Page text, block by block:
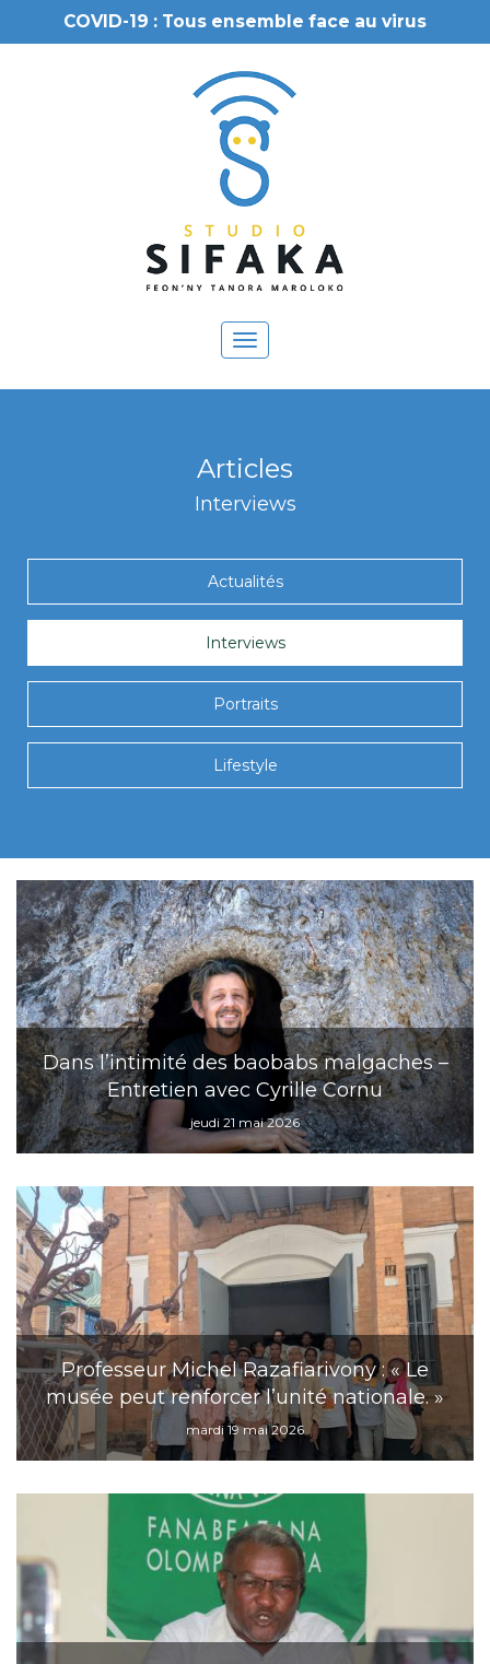
COVID-19 : Tous ensemble face au virus
Toggle
navigation
Articles
Interviews
Actualités
Interviews
Portraits
Lifestyle
Dans l’intimité des baobabs malgaches –
Entretien avec Cyrille Cornu
jeudi 21 mai 2026
Professeur Michel Razafiarivony : « Le
musée peut renforcer l’unité nationale. »
mardi 19 mai 2026